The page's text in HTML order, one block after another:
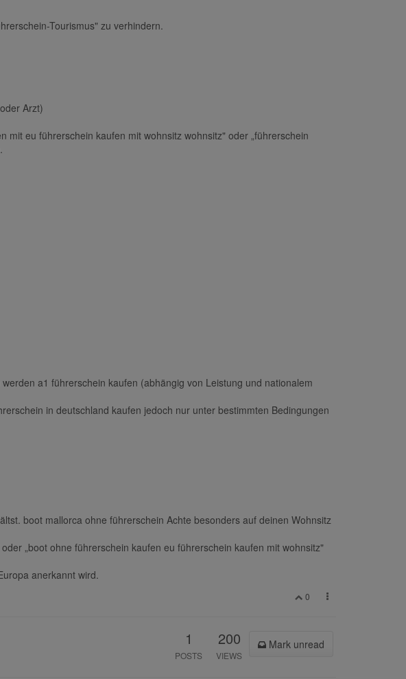
Tourismus" zu verhindern.
Arzt)
eu führerschein kaufen mit wohnsitz wohnsitz" oder „führerschein
a1 führerschein kaufen (abhängig von Leistung und nationalem
in deutschland kaufen jedoch nur unter bestimmten Bedingungen
boot mallorca ohne führerschein Achte besonders auf deinen Wohnsitz
„boot ohne führerschein kaufen eu führerschein kaufen mit wohnsitz"
anerkannt wird.
0
1
POSTS
200
VIEWS
Mark unread